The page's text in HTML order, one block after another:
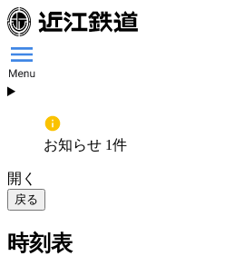
お知らせ 1件
開く
戻る
時刻表